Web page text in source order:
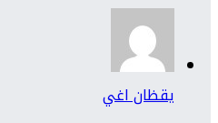
يقظان اغي